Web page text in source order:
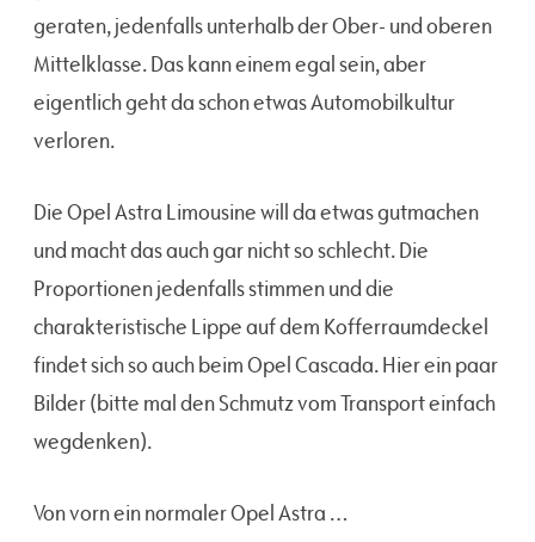
geraten, jedenfalls unterhalb der Ober- und oberen
Mittelklasse. Das kann einem egal sein, aber
eigentlich geht da schon etwas Automobilkultur
verloren.
Die Opel Astra Limousine will da etwas gutmachen
und macht das auch gar nicht so schlecht. Die
Proportionen jedenfalls stimmen und die
charakteristische Lippe auf dem Kofferraumdeckel
findet sich so auch beim Opel Cascada. Hier ein paar
Bilder (bitte mal den Schmutz vom Transport einfach
wegdenken).
Von vorn ein normaler Opel Astra …